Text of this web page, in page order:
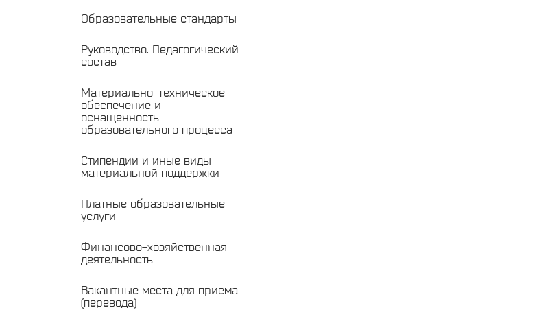
Образовательные стандарты
Руководство. Педагогический
состав
Материально-техническое
обеспечение и
оснащенность
образовательного процесса
Стипендии и иные виды
материальной поддержки
Платные образовательные
услуги
Финансово-хозяйственная
деятельность
Вакантные места для приема
(перевода)